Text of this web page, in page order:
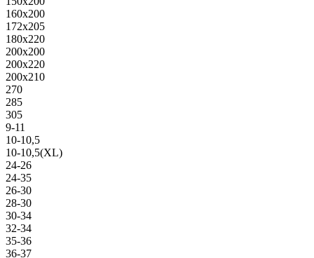
160х200
172х205
180х220
200х200
200х220
200х210
270
285
305
9-11
10-10,5
10-10,5(XL)
24-26
24-35
26-30
28-30
30-34
32-34
35-36
36-37